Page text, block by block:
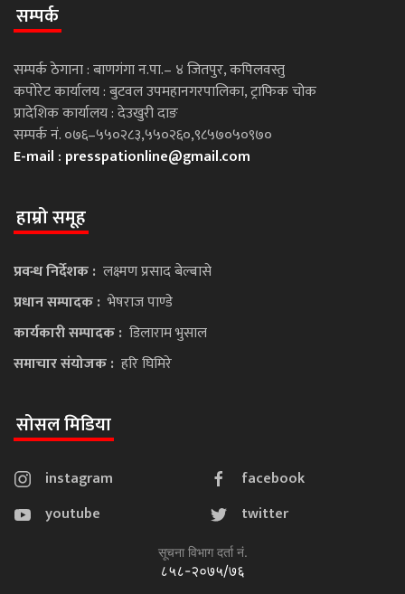
सम्पर्क
सम्पर्क ठेगाना : बाणगंगा न.पा.– ४ जितपुर, कपिलवस्तु
कपोरेट कार्यालय : बुटवल उपमहानगरपालिका, ट्राफिक चोक
प्रादेशिक कार्यालय : देउखुरी दाङ
सम्पर्क नं. ०७६–५५०२८३,५५०२६०,९८५७०५०९७०
E-mail : presspationline@gmail.com
हाम्रो समूह
प्रवन्ध निर्देशक : लक्ष्मण प्रसाद बेल्बासे
प्रधान सम्पादक : भेषराज पाण्डे
कार्यकारी सम्पादक : डिलाराम भुसाल
समाचार संयोजक : हरि घिमिरे
सोसल मिडिया
instagram
facebook
youtube
twitter
सूचना विभाग दर्ता नं.
८५८-२०७५/७६